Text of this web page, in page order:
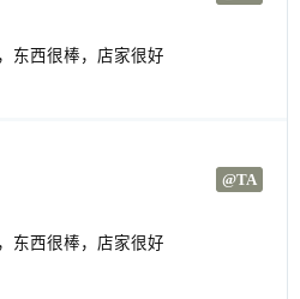
东西很棒，店家很好
@TA
东西很棒，店家很好